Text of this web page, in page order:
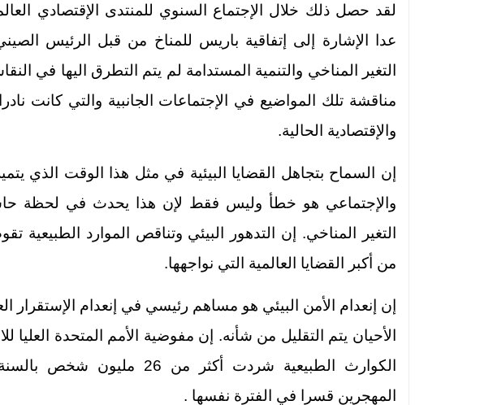
لقد حصل ذلك خلال الإجتماع السنوي للمنتدى الإقتصادي
عدا الإشارة إلى إتفاقية باريس للمناخ من قبل الرئيس
التغير المناخي والتنمية المستدامة لم يتم التطرق اليها في
مناقشة تلك المواضيع في الإجتماعات الجانبية والتي كانت
والإقتصادية الحالية.
إن السماح بتجاهل القضايا البيئية في مثل هذا الوقت الذي
والإجتماعي هو خطأ وليس فقط لإن هذا يحدث في لحظة
التغير المناخي. إن التدهور البيئي وتناقص الموارد
من أكبر القضايا العالمية التي نواجهها.
إن إنعدام الأمن البيئي هو مساهم رئيسي في إنعدام الإستقرار
الأحيان يتم التقليل من شأنه. إن مفوضية الأمم المتحدة العليا
المهجرين قسرا في الفترة نفسها .